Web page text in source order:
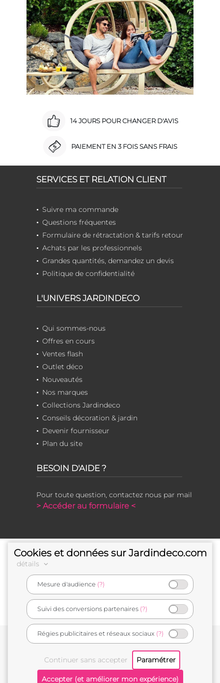
14 JOURS POUR CHANGER D'AVIS
PAIEMENT EN 3 FOIS SANS FRAIS
SERVICES ET RELATION CLIENT
Suivre ma commande
Questions fréquentes
Formulaire de rétractation & tarifs retour
Achats par les professionnels
Grandes quantités, demandez un devis
Politique de confidentialité
L'UNIVERS JARDINDECO
Qui sommes-nous
Offres en cours
Ventes flash
Outlet déco
Nouveautés
Nos marques
Collections Jardindeco
Conseils décoration & jardin
Devenir fournisseur
Plan du site
BESOIN D'AIDE ?
Pour toute question, contactez nous par mail
> Accéder au formulaire <
e-commerçant français
Cookies et données sur Jardindeco.com
détails
Mesure d'audience (?)
Suivi des conversions partenaires (?)
Régies publicitaires et réseaux sociaux (?)